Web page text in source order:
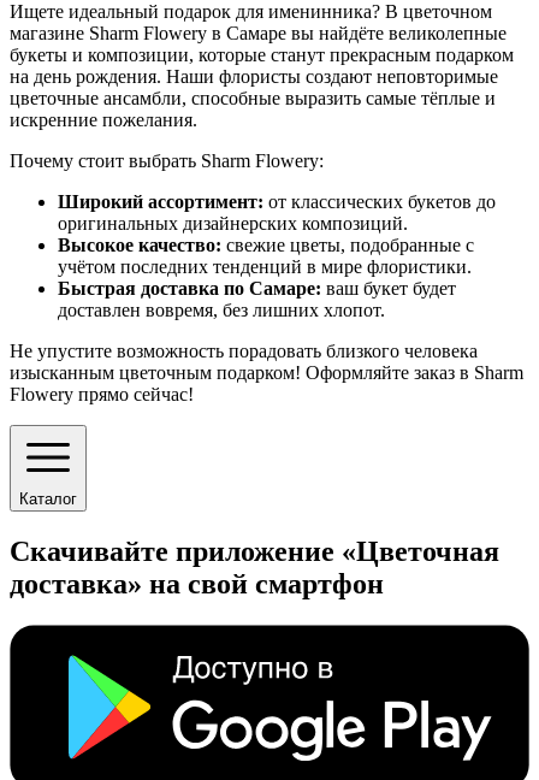
Ищете идеальный подарок для именинника? В цветочном
магазине Sharm Flowery в Самаре вы найдёте великолепные
букеты и композиции, которые станут прекрасным подарком
на день рождения. Наши флористы создают неповторимые
цветочные ансамбли, способные выразить самые тёплые и
искренние пожелания.
Почему стоит выбрать Sharm Flowery:
Широкий ассортимент: от классических букетов до
оригинальных дизайнерских композиций.
Высокое качество: свежие цветы, подобранные с
учётом последних тенденций в мире флористики.
Быстрая доставка по Самаре: ваш букет будет
доставлен вовремя, без лишних хлопот.
Не упустите возможность порадовать близкого человека
изысканным цветочным подарком! Оформляйте заказ в Sharm
Flowery прямо сейчас!
Каталог
Скачивайте приложение «Цветочная
доставка» на свой смартфон